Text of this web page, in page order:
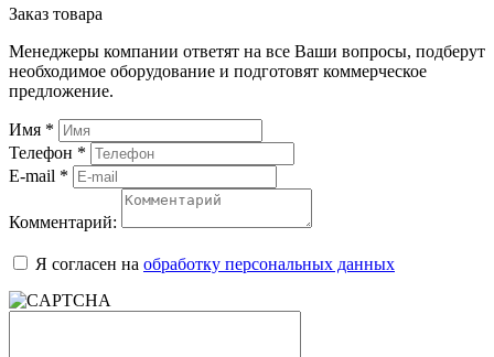
Заказ товара
Менеджеры компании ответят на все Ваши вопросы, подберут
необходимое оборудование и подготовят коммерческое
предложение.
Имя *
Телефон *
E-mail *
Комментарий:
Я согласен на обработку персональных данных